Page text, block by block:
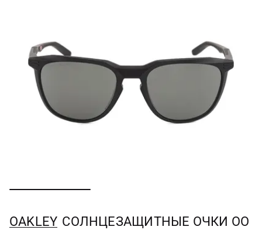
OAKLEY СОЛНЦЕЗАЩИТНЫЕ ОЧКИ OO